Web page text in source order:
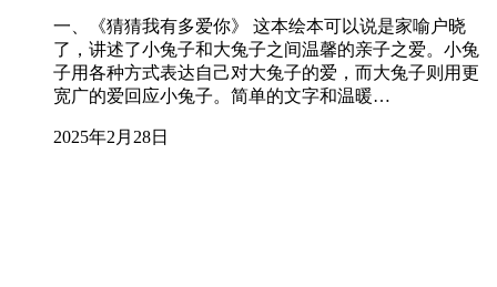
一、《猜猜我有多爱你》 这本绘本可以说是家喻户晓
了，讲述了小兔子和大兔子之间温馨的亲子之爱。小兔
子用各种方式表达自己对大兔子的爱，而大兔子则用更
宽广的爱回应小兔子。简单的文字和温暖…
2025年2月28日